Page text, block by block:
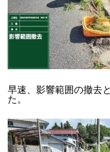
早速、影響範囲の撤去
た。